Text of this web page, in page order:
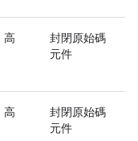
高
封閉原始碼
元件
高
封閉原始碼
元件